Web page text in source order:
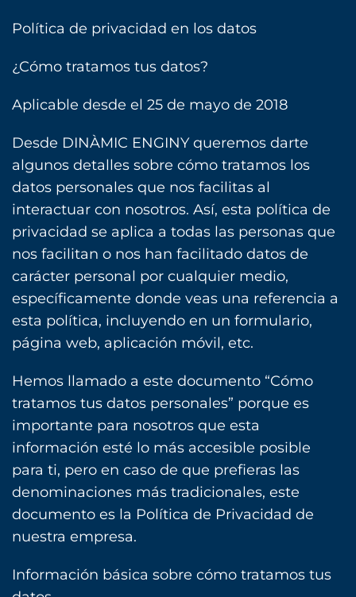
Política de privacidad en los datos
¿Cómo tratamos tus datos?
Aplicable desde el 25 de mayo de 2018
Desde DINÀMIC ENGINY queremos darte
algunos detalles sobre cómo tratamos los
datos personales que nos facilitas al
interactuar con nosotros. Así, esta política de
privacidad se aplica a todas las personas que
nos facilitan o nos han facilitado datos de
carácter personal por cualquier medio,
específicamente donde veas una referencia a
esta política, incluyendo en un formulario,
página web, aplicación móvil, etc.
Hemos llamado a este documento “Cómo
tratamos tus datos personales” porque es
importante para nosotros que esta
información esté lo más accesible posible
para ti, pero en caso de que prefieras las
denominaciones más tradicionales, este
documento es la Política de Privacidad de
nuestra empresa.
Información básica sobre cómo tratamos tus